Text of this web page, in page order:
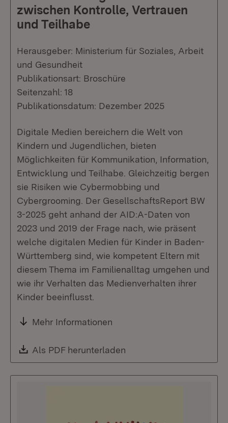
zwischen Kontrolle, Vertrauen
und Teilhabe
Herausgeber: Ministerium für Soziales, Arbeit
und Gesundheit
Publikationsart: Broschüre
Seitenzahl: 18
Publikationsdatum: Dezember 2025
Digitale Medien bereichern die Welt von
Kindern und Jugendlichen, bieten
Möglichkeiten für Kommunikation, Information,
Entwicklung und Teilhabe. Gleichzeitig bergen
sie Risiken wie Cybermobbing und
Cybergrooming. Der GesellschaftsReport BW
3-2025 geht anhand der AID:A-Daten von
2023 und 2019 der Frage nach, wie präsent
welche digitalen Medien für Kinder in Baden-
Württemberg sind, wie kompetent Eltern mit
diesem Thema im Familienalltag umgehen und
wie ihr Verhalten das Medienverhalten ihrer
Kinder beeinflusst.
Mehr Informationen
Download:
Als PDF herunterladen